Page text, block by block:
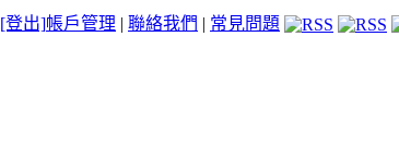
[登出]帳戶管理 | 聯絡我們 | 常見問題